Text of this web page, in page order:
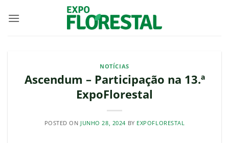
NOTÍCIAS
Ascendum – Participação na 13.ª
ExpoFlorestal
POSTED ON JUNHO 28, 2024 BY EXPOFLORESTAL